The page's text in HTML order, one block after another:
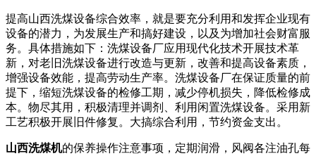
提高山西洗煤设备综合效率，就是要充分利用和发挥企业现有
设备的潜力，为发展生产和搞好建设，以及为增加社会财富服
务。具体措施如下：洗煤设备厂应用现代化技术开展技术革
新，对老旧洗煤设备进行改造与更新，改善和提高设备素质，
增强设备效能，提高劳动生产率。洗煤设备厂在保证质量的前
提下，缩短洗煤设备的检修工期，减少停机损失，降低检修成
本。物尽其用，积极清理并调剂、利用闲置洗煤设备。采用新
工艺积极开展旧件修复。大搞综合利用，节约资金支出。
山西洗煤机的保养操作注意事项，定期润滑，风阀各注油孔每